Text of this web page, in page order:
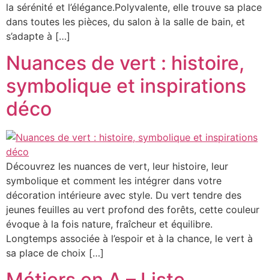
la sérénité et l’élégance.Polyvalente, elle trouve sa place
dans toutes les pièces, du salon à la salle de bain, et
s’adapte à […]
Nuances de vert : histoire,
symbolique et inspirations
déco
Découvrez les nuances de vert, leur histoire, leur
symbolique et comment les intégrer dans votre
décoration intérieure avec style. Du vert tendre des
jeunes feuilles au vert profond des forêts, cette couleur
évoque à la fois nature, fraîcheur et équilibre.
Longtemps associée à l’espoir et à la chance, le vert à
sa place de choix […]